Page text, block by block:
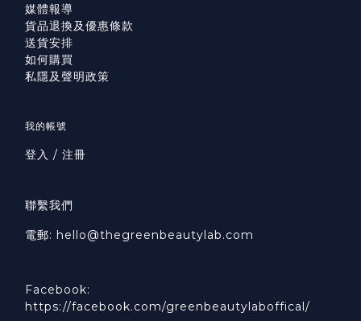
媒體報導
貨品退換及優惠條款
送貨安排
如何購買
私隱及聲明政策
我的帳號
登入 / 注冊
聯繫我們
電郵: hello@thegreenbeautylab.com
Facebook:
https://facebook.com/greenbeautylaboffical/